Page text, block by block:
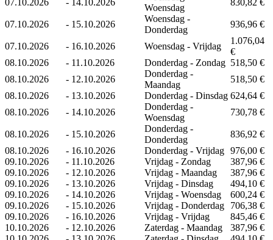
Woensdag
07.10.2026 - 15.10.2026
Woensdag -
Donderdag
936,96 €
07.10.2026 - 16.10.2026 Woensdag - Vrijdag
1.076,04
€
08.10.2026
- 11.10.2026 Donderdag - Zondag 518,50 €
08.10.2026
- 12.10.2026
Donderdag -
Maandag
518,50 €
08.10.2026
- 13.10.2026 Donderdag - Dinsdag 624,64 €
08.10.2026
- 14.10.2026
Donderdag -
Woensdag
730,78 €
08.10.2026 - 15.10.2026
Donderdag -
Donderdag
836,92 €
08.10.2026
- 16.10.2026 Donderdag - Vrijdag 976,00 €
09.10.2026
- 11.10.2026 Vrijdag - Zondag
387,96 €
09.10.2026
- 12.10.2026 Vrijdag - Maandag
387,96 €
09.10.2026
- 13.10.2026 Vrijdag - Dinsdag
494,10 €
09.10.2026
- 14.10.2026 Vrijdag - Woensdag
600,24 €
09.10.2026
- 15.10.2026 Vrijdag - Donderdag
706,38 €
09.10.2026
- 16.10.2026 Vrijdag - Vrijdag
845,46 €
10.10.2026
- 12.10.2026 Zaterdag - Maandag
387,96 €